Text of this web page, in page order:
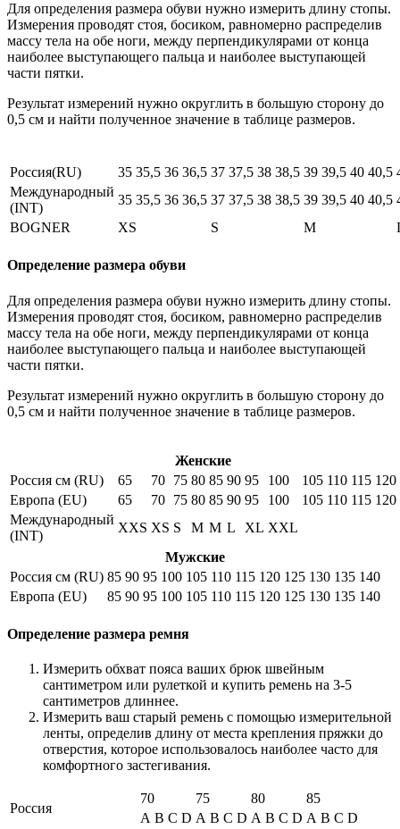
Для определения размера обуви нужно измерить длину стопы.
Измерения проводят стоя, босиком, равномерно распределив
массу тела на обе ноги, между перпендикулярами от конца
наиболее выступающего пальца и наиболее выступающей
части пятки.
Результат измерений нужно округлить в большую сторону до
0,5 см и найти полученное значение в таблице размеров.
Россия(RU) 35 35,5 36 36,5 37 37,5 38 38,5 39 39,5 40 40,5
Международный
(INT)
35 35,5 36 36,5 37 37,5 38 38,5 39 39,5 40 40,5
BOGNER
XS S M
Определение размера обуви
Для определения размера обуви нужно измерить длину стопы.
Измерения проводят стоя, босиком, равномерно распределив
массу тела на обе ноги, между перпендикулярами от конца
наиболее выступающего пальца и наиболее выступающей
части пятки.
Результат измерений нужно округлить в большую сторону до
0,5 см и найти полученное значение в таблице размеров.
Женские
Россия см (RU)
65 70 75 80 85 90 95 100 105 110 115 120
Европа (EU)
65 70 75 80 85 90 95 100 105 110 115 120
Международный
(INT)
XXS XS S M M L XL XXL
Мужские
Россия см (RU) 85 90 95 100 105 110 115 120 125 130 135 140
Европа (EU)
85 90 95 100 105 110 115 120 125 130 135 140
Определение размера ремня
Измерить обхват пояса ваших брюк швейным
сантиметром или рулеткой и купить ремень на 3-5
сантиметров длиннее.
Измерить ваш старый ремень с помощью измерительной
ленты, определив длину от места крепления пряжки до
отверстия, которое использовалось наиболее часто для
комфортного застегивания.
Россия
70 75 80
85
A B C D A B C D A B C D A B C D